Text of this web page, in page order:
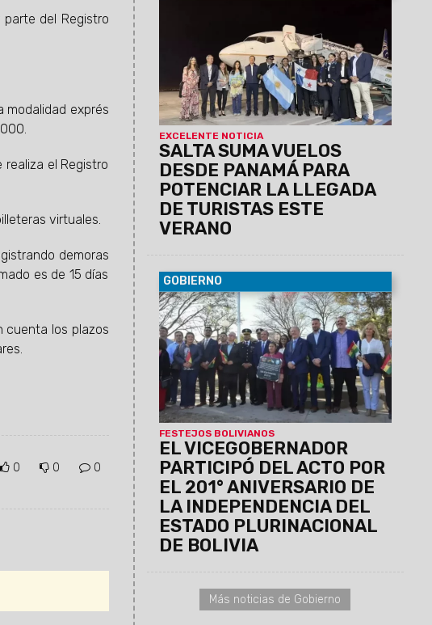
del Registro
modalidad exprés
el Registro
virtuales.
demoras
es de 15 días
cuenta los plazos
0 0 0
EXCELENTE NOTICIA
SALTA SUMA VUELOS
DESDE PANAMÁ PARA
POTENCIAR LA LLEGADA
DE TURISTAS ESTE
VERANO
cuatro frecuencias semanales para
captar visitantes internacionales y
conectar al norte argentino con más de
85 destinos del continente.
GOBIERNO
FESTEJOS BOLIVIANOS
EL VICEGOBERNADOR
PARTICIPÓ DEL ACTO POR
EL 201° ANIVERSARIO DE
LA INDEPENDENCIA DEL
ESTADO PLURINACIONAL
DE BOLIVIA
07/08/2026
Antonio Marocco
acompañó la conmemoración del
Consulado de Bolivia en Salta, donde se
destacó la histórica hermandad entre
ambos pueblos y el aporte de la
comunidad boliviana al desarrollo de la
provincia.
Más noticias de Gobierno